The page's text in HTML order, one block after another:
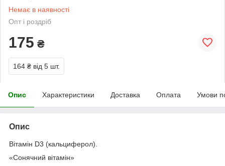
Немає в наявності
Опт і роздріб
175 ₴
164 ₴ від 5 шт.
Опис Характеристики Доставка Оплата Умови
Опис
Вітамін D3 (кальциферол).
«Сонячний вітамін»